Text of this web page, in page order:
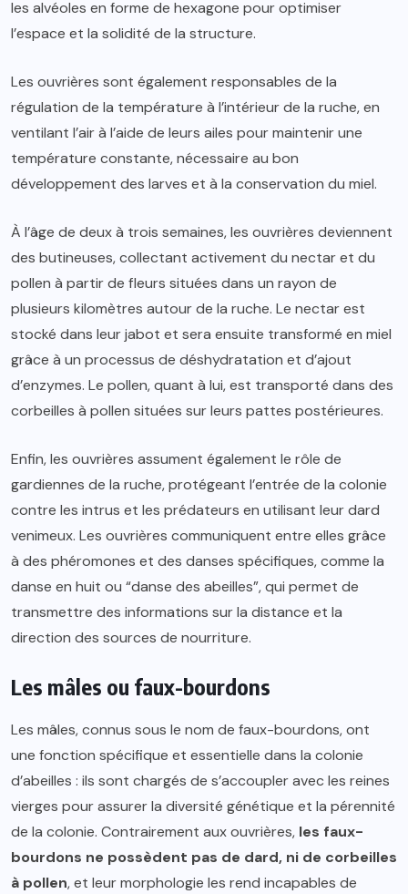
les alvéoles en forme de hexagone pour optimiser
l’espace et la solidité de la structure.
Les ouvrières sont également responsables de la
régulation de la température à l’intérieur de la ruche, en
ventilant l’air à l’aide de leurs ailes pour maintenir une
température constante, nécessaire au bon
développement des larves et à la conservation du miel.
À l’âge de deux à trois semaines, les ouvrières deviennent
des butineuses, collectant activement du nectar et du
pollen à partir de fleurs situées dans un rayon de
plusieurs kilomètres autour de la ruche. Le nectar est
stocké dans leur jabot et sera ensuite transformé en miel
grâce à un processus de déshydratation et d’ajout
d’enzymes. Le pollen, quant à lui, est transporté dans des
corbeilles à pollen situées sur leurs pattes postérieures.
Enfin, les ouvrières assument également le rôle de
gardiennes de la ruche, protégeant l’entrée de la colonie
contre les intrus et les prédateurs en utilisant leur dard
venimeux. Les ouvrières communiquent entre elles grâce
à des phéromones et des danses spécifiques, comme la
danse en huit ou “danse des abeilles”, qui permet de
transmettre des informations sur la distance et la
direction des sources de nourriture.
Les mâles ou faux-bourdons
Les mâles, connus sous le nom de faux-bourdons, ont
une fonction spécifique et essentielle dans la colonie
d’abeilles : ils sont chargés de s’accoupler avec les reines
vierges pour assurer la diversité génétique et la pérennité
de la colonie. Contrairement aux ouvrières, les faux-
bourdons ne possèdent pas de dard, ni de corbeilles
à pollen, et leur morphologie les rend incapables de